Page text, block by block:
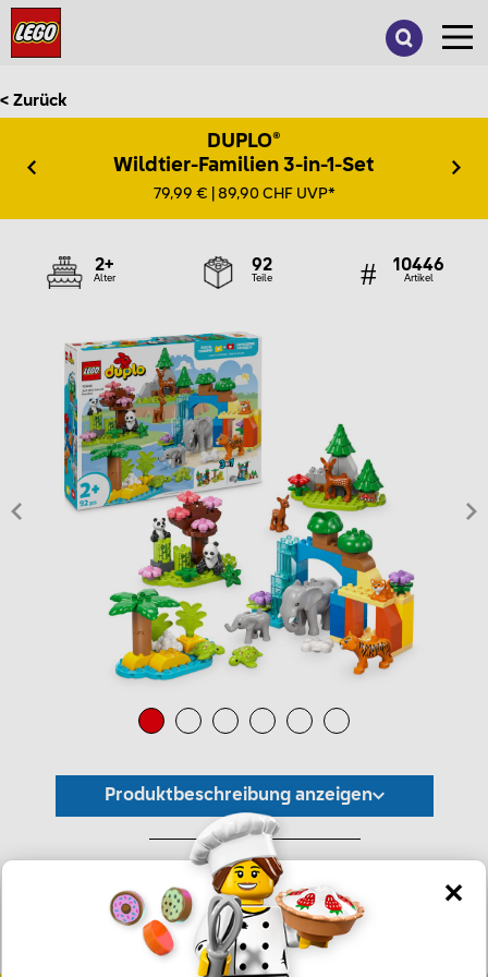
< Zurück
DUPLO®
Wildtier-Familien 3-in-1-Set
79,99 € | 89,90 CHF UVP*
2+
Alter
92
Teile
10446
Artikel
Produktbeschreibung anzeigen
*Unverbindliche Preisempfehlung -
Die Preisgestaltung liegt im alleinigen Ermessen des Händlers